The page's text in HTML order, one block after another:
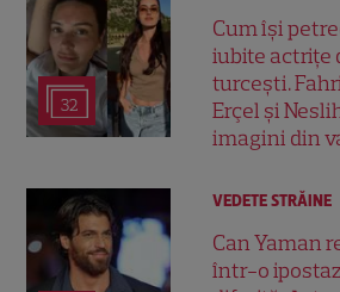
32
Cum își
iubite actrițe
turcești.
Erçel și
imagini din
VEDETE STRĂINE
Can Yaman
într-o